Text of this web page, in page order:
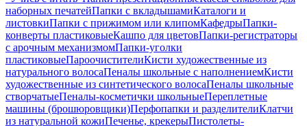
наборных печатейПапки с вкладышамиКаталоги и
листовкиПапки с прижимом или клипомКафедрыПапки-
конверты пластиковыеКашпо для цветовПапки-регистраторы
с арочным механизмомПапки-уголки
пластиковыеПароочистителиКисти художественные из
натурального волосаПеналы школьные с наполнениемКисти
художественные из синтетического волосаПеналы школьные
створчатыеПеналы-косметички школьныеПереплетные
машины (брошюровщики)Перфопапки и разделителиКлатчи
из натуральной кожиПеченье, крекерыПистолеты-